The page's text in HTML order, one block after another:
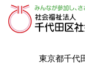
東京都千代